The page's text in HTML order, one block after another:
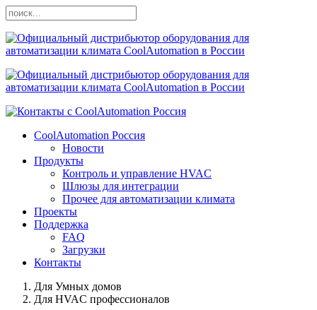
CoolAutomation Россия
Новости
Продукты
Контроль и управление HVAC
Шлюзы для интеграции
Прочее для автоматизации климата
Проекты
Поддержка
FAQ
Загрузки
Контакты
Для Умных домов
Для HVAC профессионалов